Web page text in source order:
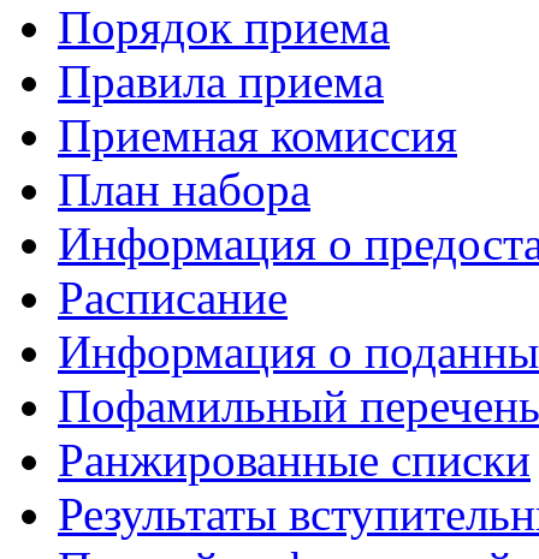
Порядок приема
Правила приема
Приемная комиссия
План набора
Информация о
Расписание
Информация о
Пофамильный
Ранжированные списки
Результаты